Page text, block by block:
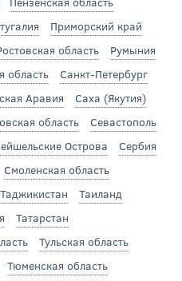
Приморский край
область
Румыния
область
Санкт-Петербург
Аравия
Саха (Якутия)
область
Севастополь
Острова
Сербия
Смоленская область
Таджикистан
Таиланд
Татарстан
Тульская область
Тюменская область